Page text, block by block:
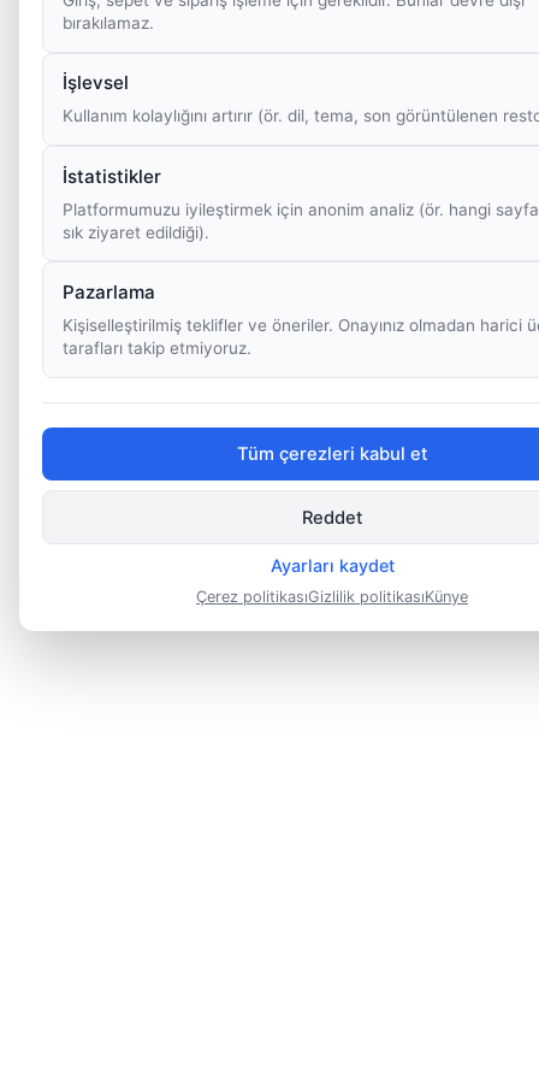
bırakılamaz.
İşlevsel
Kullanım kolaylığını artırır (ör. dil, tema, son görüntülenen
İstatistikler
Platformumuzu iyileştirmek için anonim analiz (ör. hangi
sık ziyaret edildiği).
Pazarlama
Kişiselleştirilmiş teklifler ve öneriler. Onayınız olmadan harici
tarafları takip etmiyoruz.
Tüm çerezleri kabul et
Reddet
Ayarları kaydet
Çerez politikasıGizlilik politikasıKünye